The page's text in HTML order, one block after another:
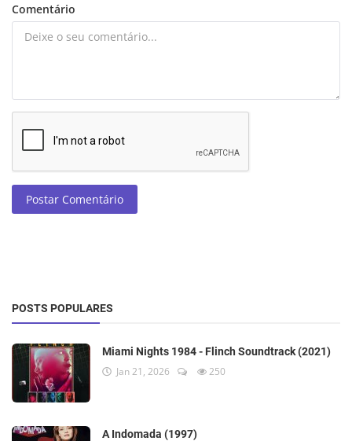
Comentário
Postar Comentário
POSTS POPULARES
Miami Nights 1984 - Flinch Soundtrack (2021)
Jan 21, 2026 250
A Indomada (1997)